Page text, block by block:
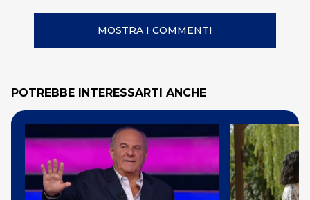
MOSTRA I COMMENTI
POTREBBE INTERESSARTI ANCHE